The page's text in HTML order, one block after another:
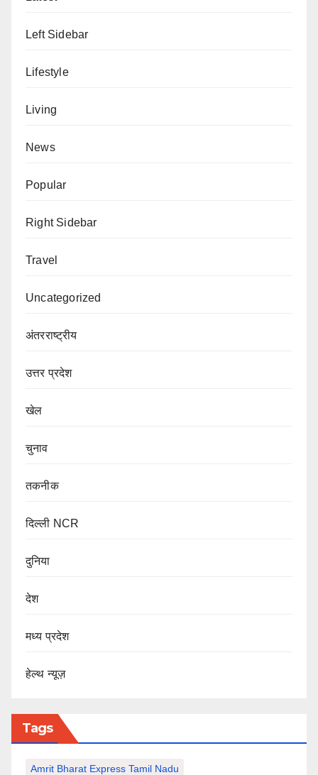
Left Sidebar
Lifestyle
Living
News
Popular
Right Sidebar
Travel
Uncategorized
अंतरराष्ट्रीय
उत्तर प्रदेश
खेल
चुनाव
तकनीक
दिल्ली NCR
दुनिया
देश
मध्य प्रदेश
हेल्थ न्यूज़
Tags
Amrit Bharat Express Tamil Nadu